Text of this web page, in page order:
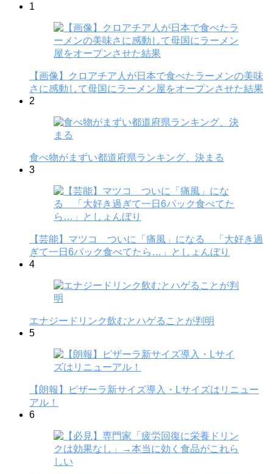
1
【画像】クロアチア人が日本で食べたラーメンの美味
さに感動して母国にラーメン屋をオープンさせた結果
2
食べ物がまずい都道府県ランキング、決まる
3
【芸能】マツコ ついに「痛風」になる 「大好き過
ぎて一日6パック食べてたら…」としょんぼり
4
エナジードリンク飲むとハゲることが判明
5
【朗報】ピザーラ新サイズ導入・Lサイズはリニュー
アル！
6